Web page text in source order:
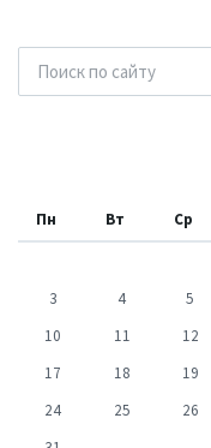
Пн Вт Ср
3
4 5
10
11 12
17
18 19
24
25 26